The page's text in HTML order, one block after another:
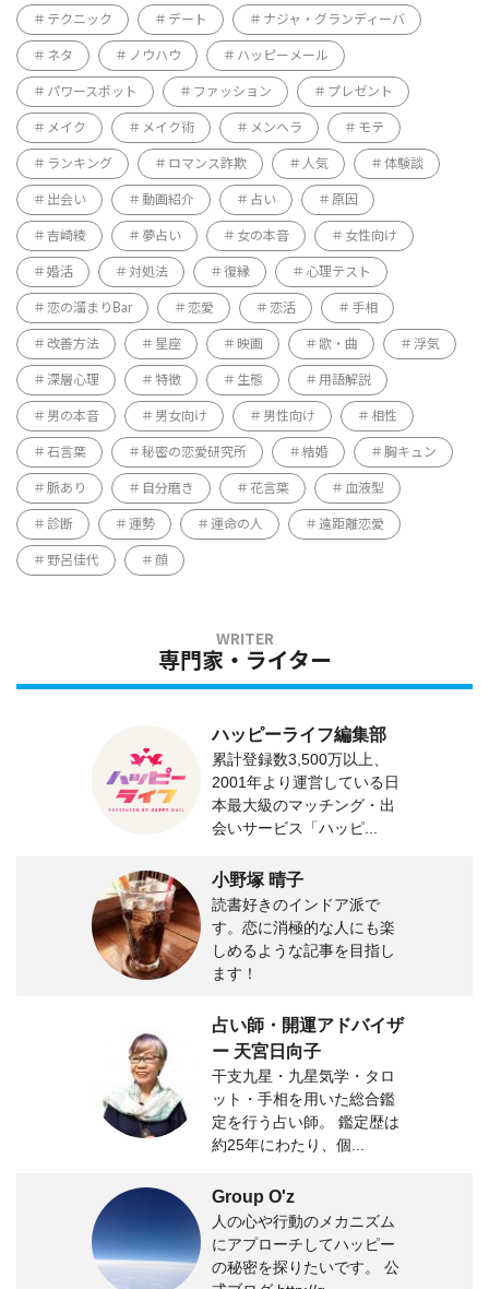
テクニック デート ナジャ・グランディーバ
ネタ ノウハウ ハッピーメール
パワースポット ファッション プレゼント
メイク メイク術 メンヘラ モテ
ランキング ロマンス詐欺 人気 体験談
出会い 動画紹介 占い 原因
吉崎綾 夢占い 女の本音 女性向け
婚活 対処法 復縁 心理テスト
恋の溜まりBar 恋愛 恋活 手相
改善方法 星座 映画 歌・曲 浮気
深層心理 特徴 生態 用語解説
男の本音 男女向け 男性向け 相性
石言葉 秘密の恋愛研究所 結婚 胸キュン
脈あり 自分磨き 花言葉 血液型
診断 運勢 運命の人 遠距離恋愛
野呂佳代 顔
専門家・ライター
ハッピーライフ編集部
累計登録数3,500万以上、
2001年より運営している日
本最大級のマッチング・出
会いサービス「ハッピ...
小野塚 晴子
読書好きのインドア派で
す。恋に消極的な人にも楽
しめるような記事を目指し
ます！
占い師・開運アドバイザ
ー 天宮日向子
干支九星・九星気学・タロ
ット・手相を用いた総合鑑
定を行う占い師。 鑑定歴は
約25年にわたり、個...
Group O'z
人の心や行動のメカニズム
にアプローチしてハッピー
の秘密を探りたいです。 公